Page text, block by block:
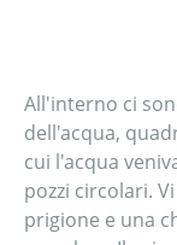
All'interno ci
dell'acqua,
cui l'acqua
pozzi circolari.
prigione e una